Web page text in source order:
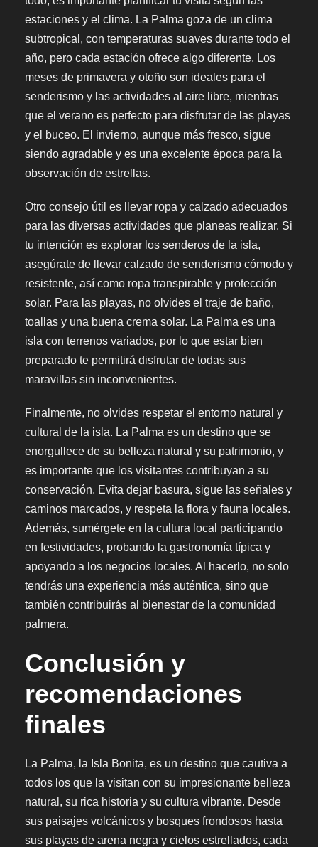
estaciones y el clima. La Palma goza de un clima
subtropical, con temperaturas suaves durante todo el
año, pero cada estación ofrece algo diferente. Los
meses de primavera y otoño son ideales para el
senderismo y las actividades al aire libre, mientras
que el verano es perfecto para disfrutar de las playas
y el buceo. El invierno, aunque más fresco, sigue
siendo agradable y es una excelente época para la
observación de estrellas.
Otro consejo útil es llevar ropa y calzado adecuados
para las diversas actividades que planeas realizar. Si
tu intención es explorar los senderos de la isla,
asegúrate de llevar calzado de senderismo cómodo y
resistente, así como ropa transpirable y protección
solar. Para las playas, no olvides el traje de baño,
toallas y una buena crema solar. La Palma es una
isla con terrenos variados, por lo que estar bien
preparado te permitirá disfrutar de todas sus
maravillas sin inconvenientes.
Finalmente, no olvides respetar el entorno natural y
cultural de la isla. La Palma es un destino que se
enorgullece de su belleza natural y su patrimonio, y
es importante que los visitantes contribuyan a su
conservación. Evita dejar basura, sigue las señales y
caminos marcados, y respeta la flora y fauna locales.
Además, sumérgete en la cultura local participando
en festividades, probando la gastronomía típica y
apoyando a los negocios locales. Al hacerlo, no solo
tendrás una experiencia más auténtica, sino que
también contribuirás al bienestar de la comunidad
palmera.
Conclusión y
recomendaciones
finales
La Palma, la Isla Bonita, es un destino que cautiva a
todos los que la visitan con su impresionante belleza
natural, su rica historia y su cultura vibrante. Desde
sus paisajes volcánicos y bosques frondosos hasta
sus playas de arena negra y cielos estrellados, cada